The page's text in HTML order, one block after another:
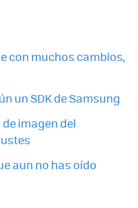
con muchos cambios,
un SDK de Samsung
imagen del
aun no has oído